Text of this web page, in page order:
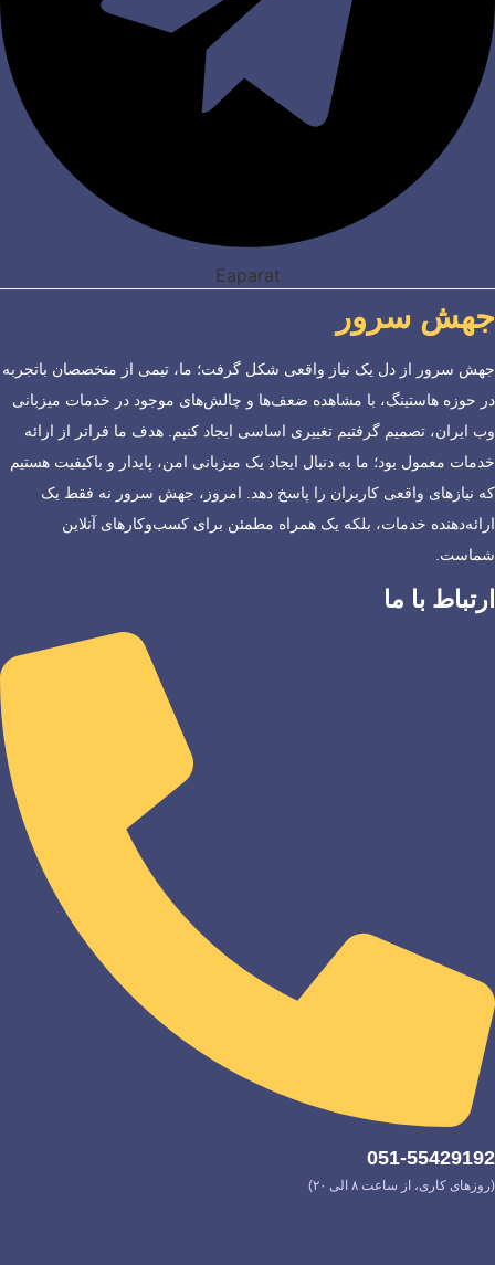
Eaparat
جهش سرور
جهش سرور از دل یک نیاز واقعی شکل گرفت؛ ما، تیمی از متخصصان باتجربه
در حوزه هاستینگ، با مشاهده ضعف‌ها و چالش‌های موجود در خدمات میزبانی
وب ایران، تصمیم گرفتیم تغییری اساسی ایجاد کنیم. هدف ما فراتر از ارائه
خدمات معمول بود؛ ما به دنبال ایجاد یک میزبانی امن، پایدار و باکیفیت هستیم
که نیازهای واقعی کاربران را پاسخ دهد. امروز، جهش سرور نه فقط یک
ارائه‌دهنده خدمات، بلکه یک همراه مطمئن برای کسب‌وکارهای آنلاین
شماست.
ارتباط با ما
051-55429192
(روزهای کاری، از ساعت ۸ الی ۲۰)